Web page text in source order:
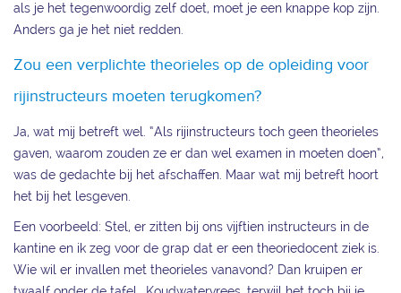
als je het tegenwoordig zelf doet, moet je een knappe kop zijn.
Anders ga je het niet redden.
Zou een verplichte theorieles op de opleiding voor
rijinstructeurs moeten terugkomen?
Ja, wat mij betreft wel. “Als rijinstructeurs toch geen theorieles
gaven, waarom zouden ze er dan wel examen in moeten doen”,
was de gedachte bij het afschaffen. Maar wat mij betreft hoort
het bij het lesgeven.
Een voorbeeld: Stel, er zitten bij ons vijftien instructeurs in de
kantine en ik zeg voor de grap dat er een theoriedocent ziek is.
Wie wil er invallen met theorieles vanavond? Dan kruipen er